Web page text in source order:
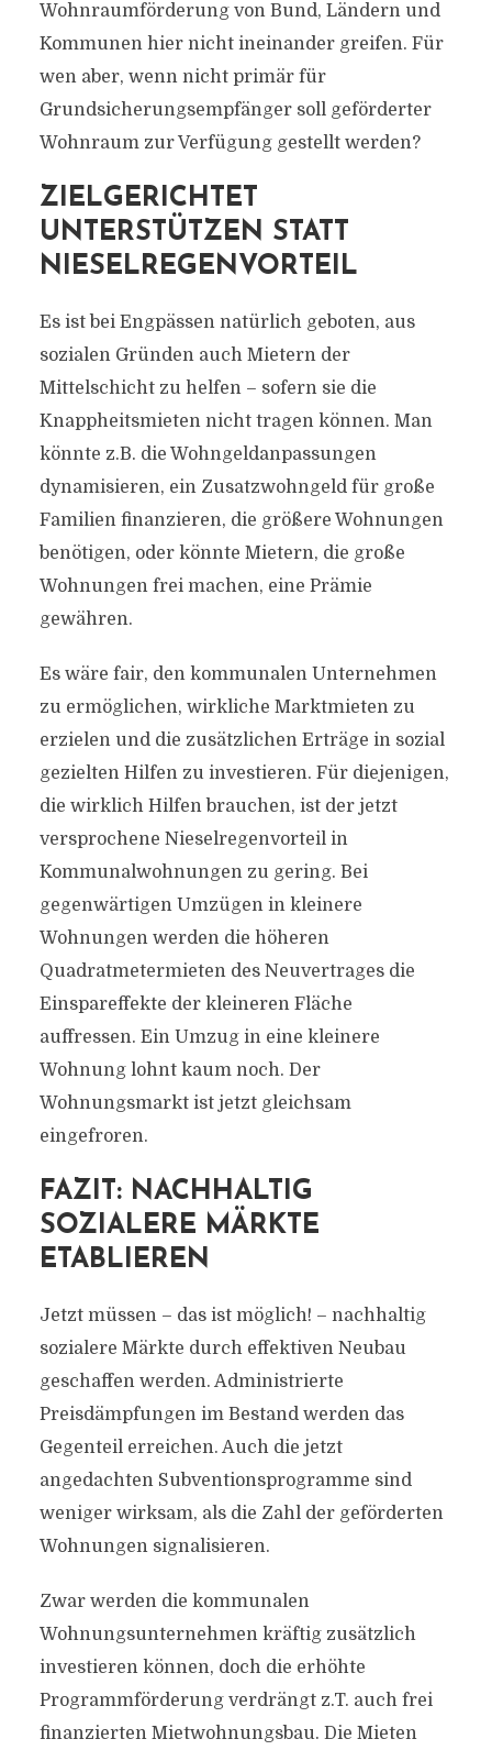
Wohnraumförderung von Bund, Ländern und
Kommunen hier nicht ineinander greifen. Für
wen aber, wenn nicht primär für
Grundsicherungsempfänger soll geförderter
Wohnraum zur Verfügung gestellt werden?
ZIELGERICHTET
UNTERSTÜTZEN STATT
NIESELREGENVORTEIL
Es ist bei Engpässen natürlich geboten, aus
sozialen Gründen auch Mietern der
Mittelschicht zu helfen – sofern sie die
Knappheitsmieten nicht tragen können. Man
könnte z.B. die Wohngeldanpassungen
dynamisieren, ein Zusatzwohngeld für große
Familien finanzieren, die größere Wohnungen
benötigen, oder könnte Mietern, die große
Wohnungen frei machen, eine Prämie
gewähren.
Es wäre fair, den kommunalen Unternehmen
zu ermöglichen, wirkliche Marktmieten zu
erzielen und die zusätzlichen Erträge in sozial
gezielten Hilfen zu investieren. Für diejenigen,
die wirklich Hilfen brauchen, ist der jetzt
versprochene Nieselregenvorteil in
Kommunalwohnungen zu gering. Bei
gegenwärtigen Umzügen in kleinere
Wohnungen werden die höheren
Quadratmetermieten des Neuvertrages die
Einspareffekte der kleineren Fläche
auffressen. Ein Umzug in eine kleinere
Wohnung lohnt kaum noch. Der
Wohnungsmarkt ist jetzt gleichsam
eingefroren.
FAZIT: NACHHALTIG
SOZIALERE MÄRKTE
ETABLIEREN
Jetzt müssen – das ist möglich! – nachhaltig
sozialere Märkte durch effektiven Neubau
geschaffen werden. Administrierte
Preisdämpfungen im Bestand werden das
Gegenteil erreichen. Auch die jetzt
angedachten Subventionsprogramme sind
weniger wirksam, als die Zahl der geförderten
Wohnungen signalisieren.
Zwar werden die kommunalen
Wohnungsunternehmen kräftig zusätzlich
investieren können, doch die erhöhte
Programmförderung verdrängt z.T. auch frei
finanzierten Mietwohnungsbau. Die Mieten